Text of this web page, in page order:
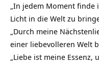
„In jedem Moment finde
Licht in die Welt zu
„Durch meine
einer liebevolleren Welt
„Liebe ist meine